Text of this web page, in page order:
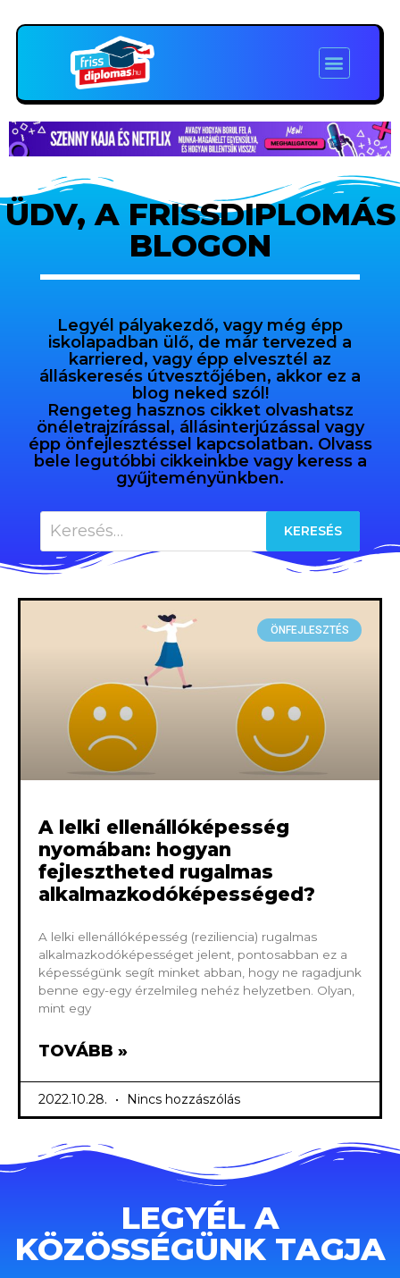
ÜDV, A FRISSDIPLOMÁS
BLOGON
Legyél pályakezdő, vagy még épp
iskolapadban ülő, de már tervezed a
karriered, vagy épp elvesztél az
álláskeresés útvesztőjében, akkor ez a
blog neked szól!
Rengeteg hasznos cikket olvashatsz
önéletrajzírással, állásinterjúzással vagy
épp önfejlesztéssel kapcsolatban. Olvass
bele legutóbbi cikkeinkbe vagy keress a
gyűjteményünkben.
ÖNFEJLESZTÉS
A lelki ellenállóképesség
nyomában: hogyan
fejlesztheted rugalmas
alkalmazkodóképességed?
A lelki ellenállóképesség (reziliencia) rugalmas
alkalmazkodóképességet jelent, pontosabban ez a
képességünk segít minket abban, hogy ne ragadjunk
benne egy-egy érzelmileg nehéz helyzetben. Olyan,
mint egy
TOVÁBB »
2022.10.28. Nincs hozzászólás
LEGYÉL A
KÖZÖSSÉGÜNK TAGJA